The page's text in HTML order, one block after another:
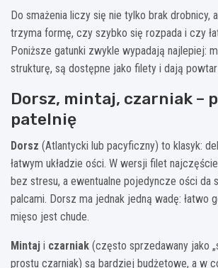
Do smażenia liczy się nie tylko brak drobnicy,
trzyma formę, czy szybko się rozpada i czy
Poniższe gatunki zwykle wypadają najlepiej:
strukturę, są dostępne jako filety i dają
Dorsz, mintaj, czarniak –
patelnię
Dorsz (Atlantycki lub pacyficzny) to klasyk:
łatwym układzie ości. W wersji filet
bez stresu, a ewentualne pojedyncze ości da
palcami. Dorsz ma jednak jedną wadę: łatwo
mięso jest chude.
Mintaj i czarniak (często sprzedawany jako
prostu czarniak) są bardziej budżetowe, a w